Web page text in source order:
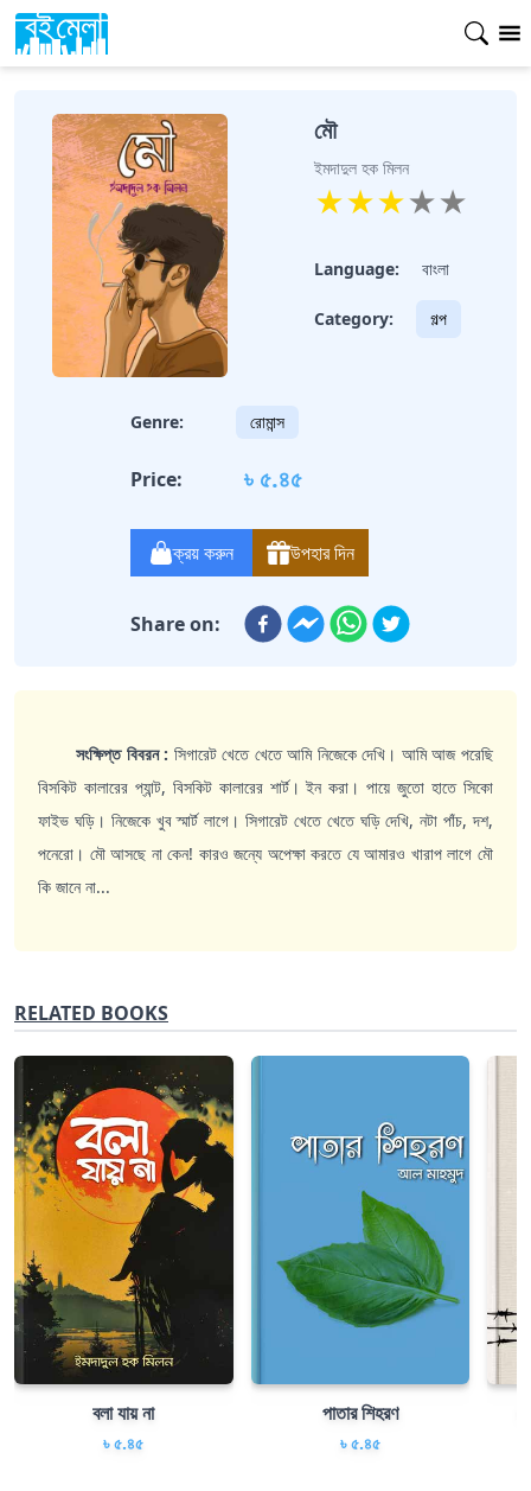
মৌ
ইমদাদুল হক মিলন
★★★★★
Language: বাংলা
Category: গল্প
Genre: রোমান্স
Price: ৳ ৫.৪৫
ক্রয় করুন উপহার দিন
Share on:
সংক্ষিপ্ত বিবরন : সিগারেট খেতে খেতে আমি নিজেকে দেখি। আমি আজ পরেছি
বিসকিট কালারের প্যান্ট, বিসকিট কালারের শার্ট। ইন করা। পায়ে জুতো হাতে সিকো
ফাইভ ঘড়ি। নিজেকে খুব স্মার্ট লাগে। সিগারেট খেতে খেতে ঘড়ি দেখি, নটা পাঁচ, দশ,
পনেরো। মৌ আসছে না কেন! কারও জন্যে অপেক্ষা করতে যে আমারও খারাপ লাগে মৌ
কি জানে না...
RELATED BOOKS
বলা যায় না
৳ ৫.৪৫
পাতার শিহরণ
৳ ৫.৪৫